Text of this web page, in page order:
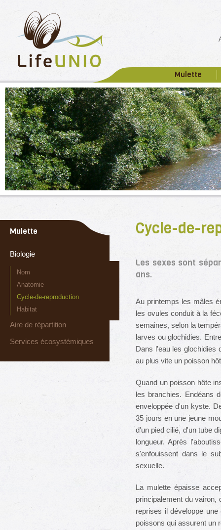
Mulette
Mulette
Biologie
Nom
Anatomie
Cycle-de-reproduction
Habitat
Aire de répartition
Services écosystémiques
Cycle-de-
Les sexes sont
ans.
Au printemps les mâles
les ovules conduit à la
semaines, selon la
larves ou glochidies.
Dans l'eau les glochidies
au plus vite un poisson
Quand un poisson hôte
les branchies. Endéans
enveloppée d'un kyste.
35 jours en une jeune
d'un pied cilié, d'un tube
longueur. Après
s'enfouissent dans le
sexuelle.
La mulette épaisse
principalement du
reprises il développe
poissons qui assurent un